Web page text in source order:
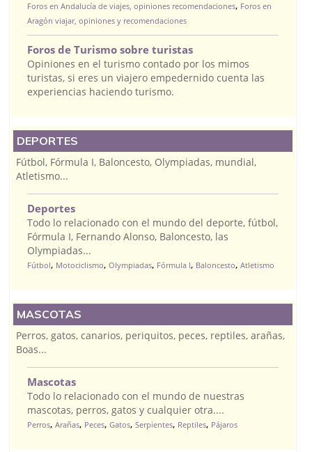
Foros en Andalucía de viajes, opiniones recomendaciones, Foros en
Aragón viajar, opiniones y recomendaciones
Foros de Turismo sobre turistas
Opiniones en el turismo contado por los mimos
turistas, si eres un viajero empedernido cuenta las
experiencias haciendo turismo.
DEPORTES
Fútbol, Fórmula I, Baloncesto, Olympiadas, mundial,
Atletismo...
Deportes
Todo lo relacionado con el mundo del deporte, fútbol,
Fórmula I, Fernando Alonso, Baloncesto, las
Olympiadas...
Fútbol, Motociclismo, Olympiadas, Fórmula I, Baloncesto, Atletismo
MASCOTAS
Perros, gatos, canarios, periquitos, peces, reptiles, arañas,
Boas...
Mascotas
Todo lo relacionado con el mundo de nuestras
mascotas, perros, gatos y cualquier otra....
Perros, Arañas, Peces, Gatos, Serpientes, Reptiles, Pájaros